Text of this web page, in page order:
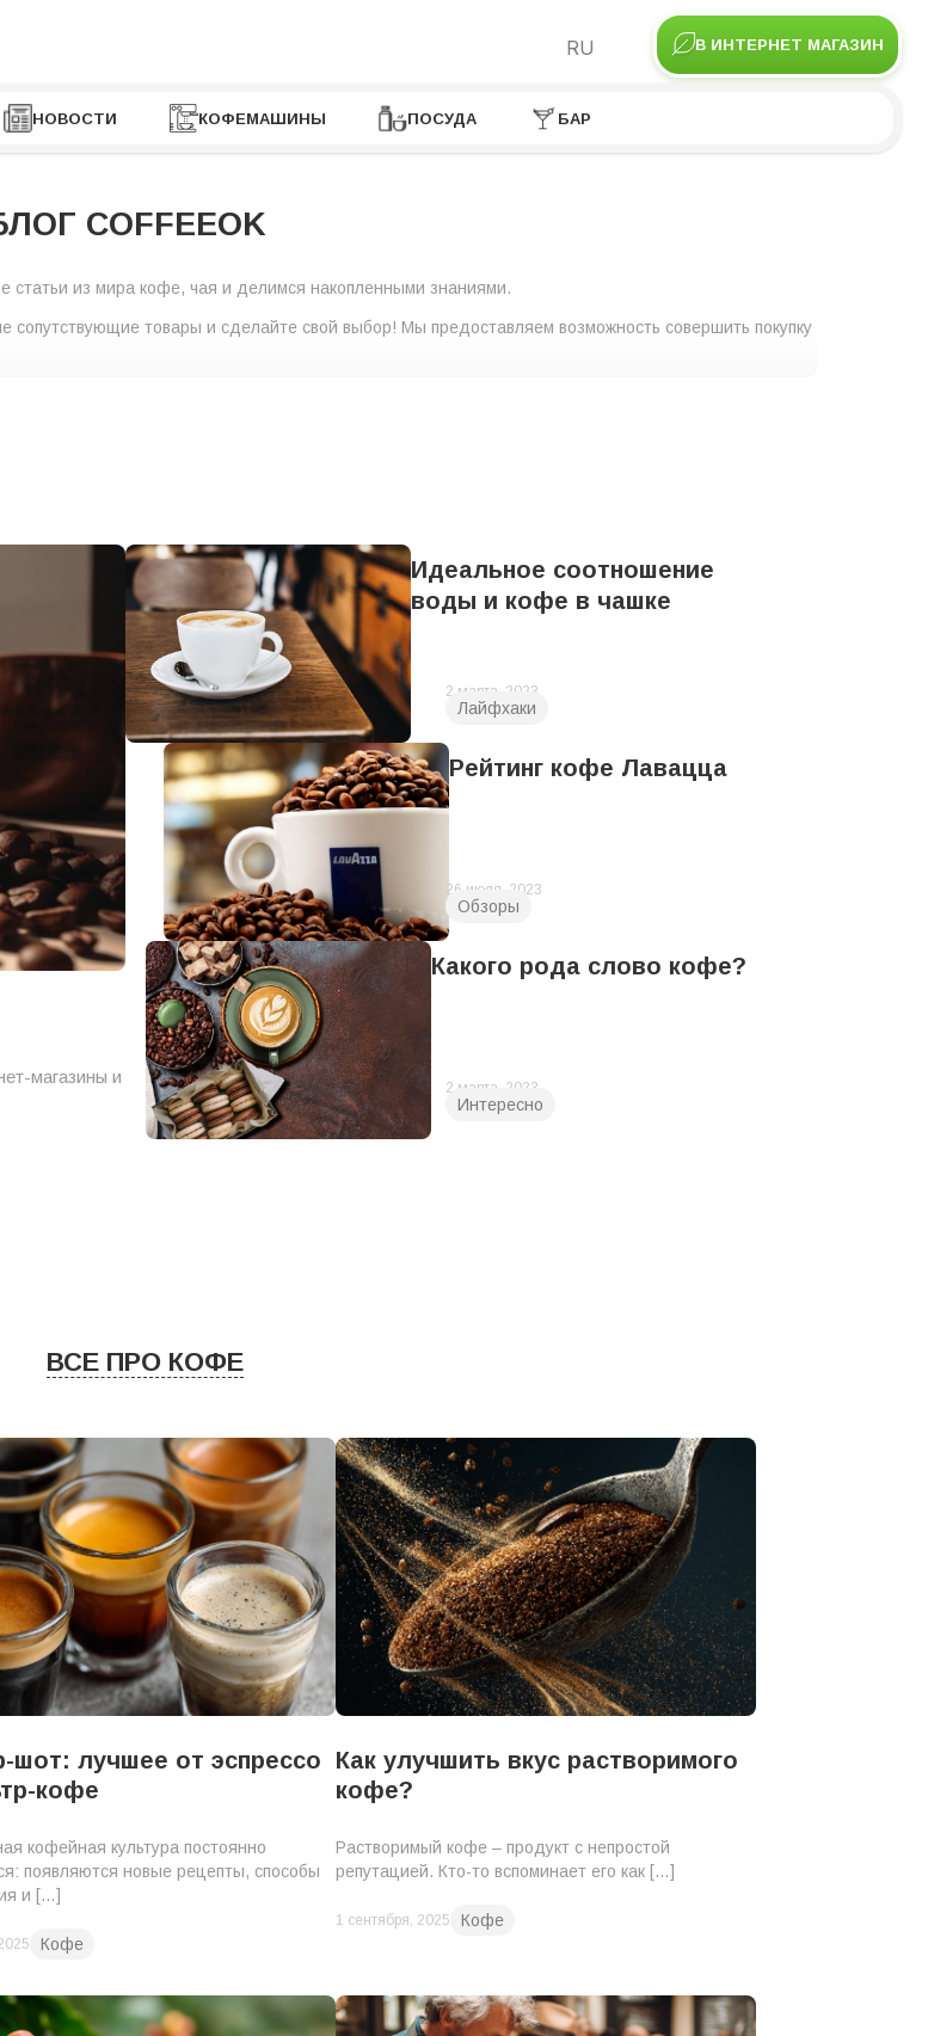
RU В ИНТЕРНЕТ МАГАЗИН
НОВОСТИ КОФЕМАШИНЫ ПОСУДА БАР
COFFEEOK
статьи из мира кофе, чая и делимся накопленными знаниями.
сопутствующие товары и сделайте свой выбор! Мы предоставляем возможность совершить покупку
магазины и
Идеальное соотношение
воды и кофе в чашке
2 марта, 2023
Лайфхаки
Рейтинг кофе Лавацца
26 июля, 2023
Обзоры
Какого рода слово кофе?
2 марта, 2023
Интересно
ВСЕ ПРО КОФЕ
шот: лучшее от эспрессо
кофе
кофейная культура постоянно
появляются новые рецепты, способы
и […]
Кофе
Как улучшить вкус растворимого
кофе?
Растворимый кофе – продукт с непростой
репутацией. Кто-то вспоминает его как […]
1 сентября, 2025 Кофе